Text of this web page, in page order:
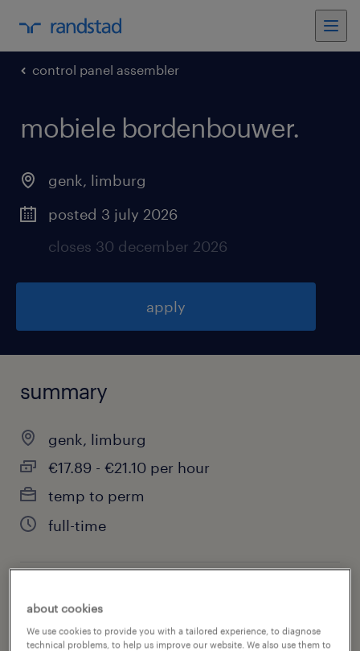
control panel assembler
mobiele bordenbouwer.
genk, limburg
posted 3 july 2026
closes 30 december 2026
apply
summary
genk, limburg
€17.89 - €21.10 per hour
temp to perm
full-time
job category
engineering
about cookies
We use cookies to provide you with a tailored experience, to diagnose
technical problems, to help us improve our website. We also use them to